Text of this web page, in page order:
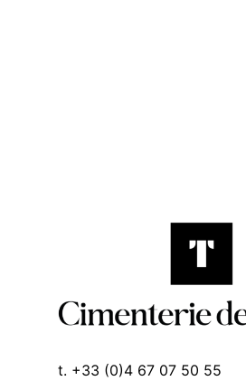
t. +33 (0)4 67 07 50 55